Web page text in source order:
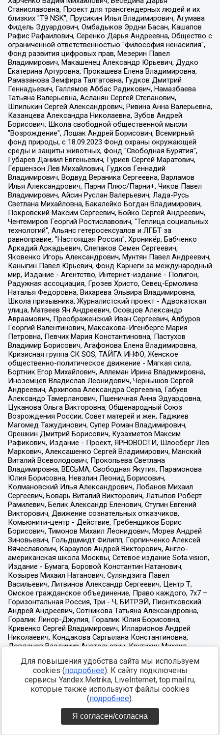
Для повышения удобства сайта мы используем
cookies (подробнее). К сайту подключены
сервисы Yandex.Metrika, LiveInternet, top.mail.ru,
которые также используют файлы cookies
(подробнее).
Я согласен/согласна